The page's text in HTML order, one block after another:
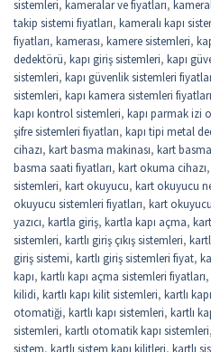
sistemleri, kameralar ve fiyatları,
takip sistemi fiyatları, kameralı kapı
fiyatları, kamerası, kamere sistemleri,
dedektörü, kapı giriş sistemleri, kapı
sistemleri, kapı güvenlik sistemleri
sistemleri, kapı kamera sistemleri fiyatları
kapı kontrol sistemleri, kapı parmak izi
şifre sistemleri fiyatları, kapı tipi metal
cihazı, kart basma makinası, kart
basma saati fiyatları, kart okuma cihazı,
sistemleri, kart okuyucu, kart okuyucu
okuyucu sistemleri fiyatları, kart
yazıcı, kartla giriş, kartla kapı açma,
sistemleri, kartlı giriş çıkış sistemleri,
giriş sistemi, kartlı giriş sistemleri fiyat,
kapı, kartlı kapı açma sistemleri fiyatları,
kilidi, kartlı kapı kilit sistemleri, kartlı
otomatiği, kartlı kapı sistemleri, kartlı
sistemleri, kartlı otomatik kapı sistemleri,
sistem, kartlı sistem kapı kilitleri, kartlı